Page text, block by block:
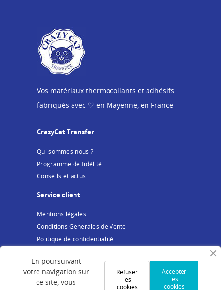
Vos matériaux thermocollants et adhésifs
fabriqués avec ♡ en Mayenne, en France
CrazyCat Transfer
Qui sommes-nous ?
Programme de fidélité
Conseils et actus
Service client
Mentions légales
Conditions Générales de Vente
Politique de confidentialité
Votre compte
En poursuivant
votre navigation sur
ce site, vous
Accepter
les
cookies
Refuser
les
cookies